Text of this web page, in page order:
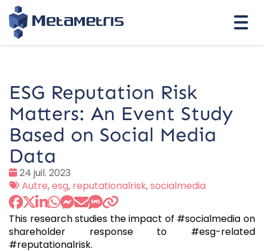
ESG Reputation Risk
Matters: An Event Study
Based on Social Media
Data
Date
:
24 juil. 2023
Tags
:
Autre,esg, reputationalrisk,socialmedia
This research studies the impact of #socialmedia on
shareholder response to #esg-related
#reputationalrisk.